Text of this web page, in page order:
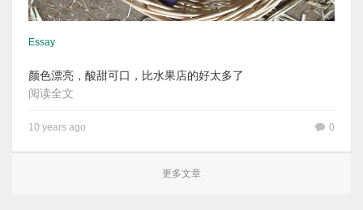
Essay
颜色漂亮，酸甜可口，比水果店的好太多了
阅读全文
10 years ago 0
更多文章